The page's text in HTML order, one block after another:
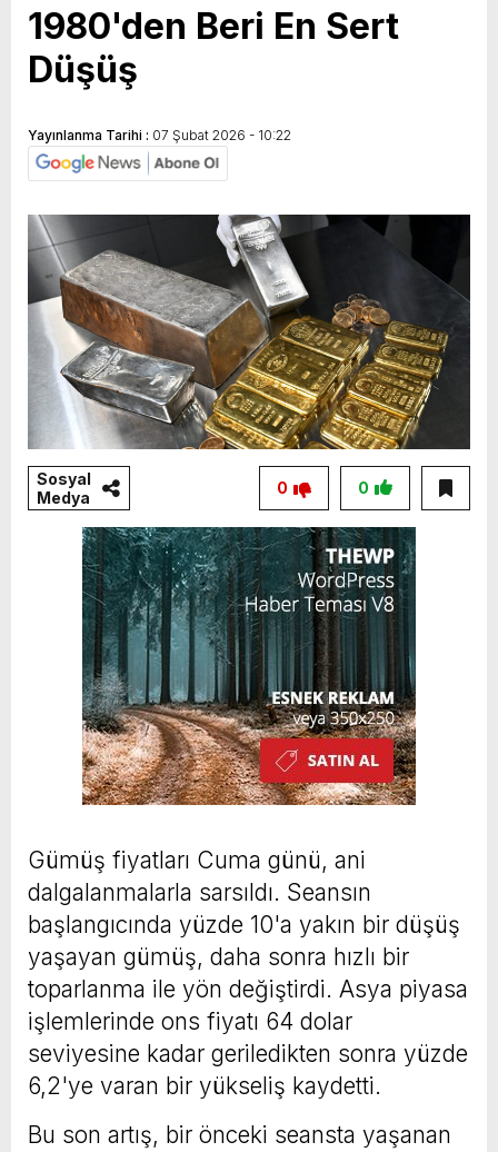
1980'den Beri En Sert
Düşüş
Yayınlanma Tarihi : 07 Şubat 2026 - 10:22
Sosyal
Medya
0
0
Gümüş fiyatları Cuma günü, ani
dalgalanmalarla sarsıldı. Seansın
başlangıcında yüzde 10'a yakın bir düşüş
yaşayan gümüş, daha sonra hızlı bir
toparlanma ile yön değiştirdi. Asya piyasa
işlemlerinde ons fiyatı 64 dolar
seviyesine kadar geriledikten sonra yüzde
6,2'ye varan bir yükseliş kaydetti.
Bu son artış, bir önceki seansta yaşanan